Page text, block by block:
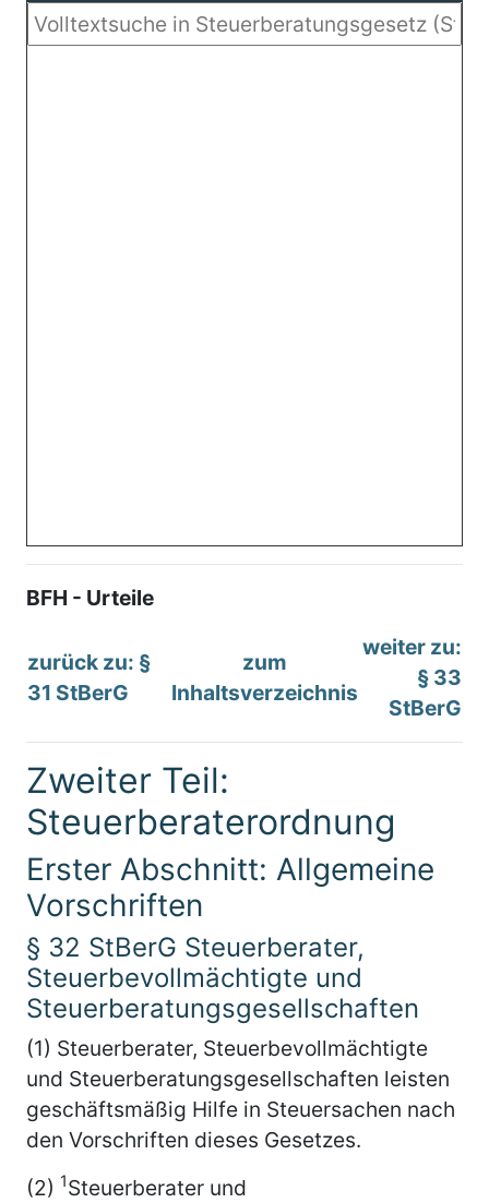
BFH - Urteile
zurück zu: §
31 StBerG
zum
Inhaltsverzeichnis
weiter zu:
§ 33
StBerG
Zweiter Teil:
Steuerberaterordnung
Erster Abschnitt: Allgemeine
Vorschriften
§ 32 StBerG Steuerberater,
Steuerbevollmächtigte und
Steuerberatungsgesellschaften
(1) Steuerberater, Steuerbevollmächtigte
und Steuerberatungsgesellschaften leisten
geschäftsmäßig Hilfe in Steuersachen nach
den Vorschriften dieses Gesetzes.
(2) 1Steuerberater und